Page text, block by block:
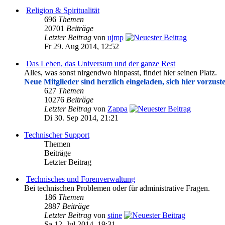
Religion & Spiritualität
696 Themen
20701 Beiträge
Letzter Beitrag von ujmp
Fr 29. Aug 2014, 12:52
Das Leben, das Universum und der ganze Rest
Alles, was sonst nirgendwo hinpasst, findet hier seinen Platz.
Neue Mitglieder sind herzlich eingeladen, sich hier
627 Themen
10276 Beiträge
Letzter Beitrag von Zappa
Di 30. Sep 2014, 21:21
Technischer Support
Themen
Beiträge
Letzter Beitrag
Technisches und Forenverwaltung
Bei technischen Problemen oder für administrative Fragen.
186 Themen
2887 Beiträge
Letzter Beitrag von stine